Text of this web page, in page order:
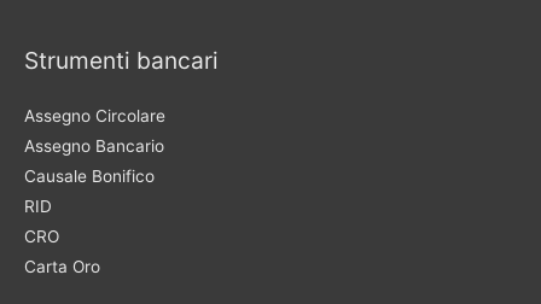
Strumenti bancari
Assegno Circolare
Assegno Bancario
Causale Bonifico
RID
CRO
Carta Oro